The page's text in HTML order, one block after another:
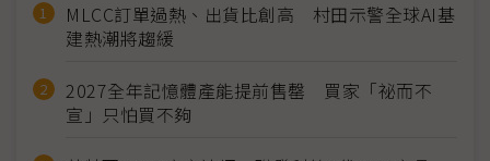
MLCC訂單過熱、出貨比創高 村田示警全球AI基
建熱潮將趨緩
2027全年記憶體產能提前售罄 買家「祕而不
宣」只怕買不夠